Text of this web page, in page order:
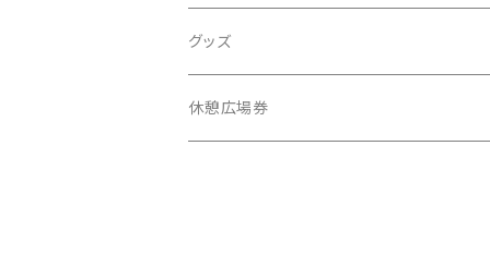
ポスター／本／クリアファイル
グッズ
Tシャツ
休憩広場券